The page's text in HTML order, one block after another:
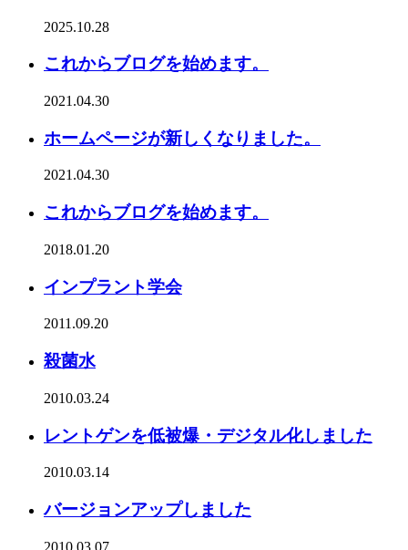
2025.10.28
これからブログを始めます。
2021.04.30
ホームページが新しくなりました。
2021.04.30
これからブログを始めます。
2018.01.20
インプラント学会
2011.09.20
殺菌水
2010.03.24
レントゲンを低被爆・デジタル化しました
2010.03.14
バージョンアップしました
2010.03.07